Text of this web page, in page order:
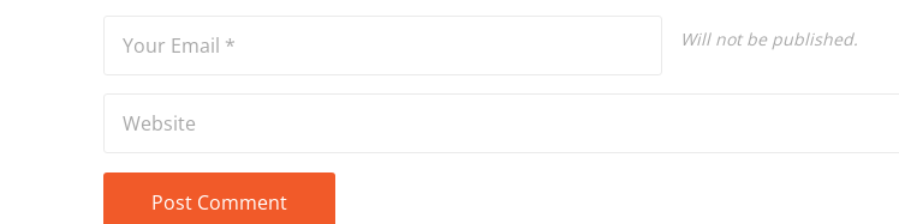
Will not be published.